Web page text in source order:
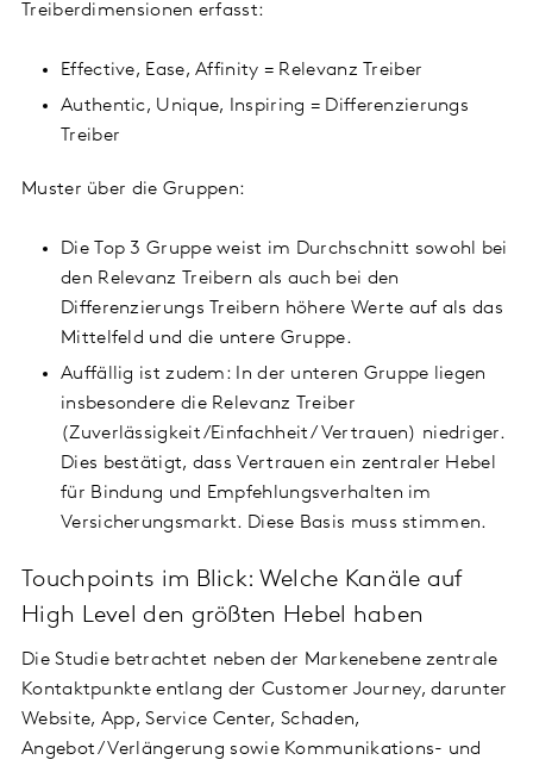
Treiberdimensionen erfasst:
Effective, Ease, Affinity = Relevanz Treiber
Authentic, Unique, Inspiring = Differenzierungs
Treiber
Muster über die Gruppen:
Die Top 3 Gruppe weist im Durchschnitt sowohl bei
den Relevanz Treibern als auch bei den
Differenzierungs Treibern höhere Werte auf als das
Mittelfeld und die untere Gruppe.
Auffällig ist zudem: In der unteren Gruppe liegen
insbesondere die Relevanz Treiber
(Zuverlässigkeit/Einfachheit/Vertrauen) niedriger.
Dies bestätigt, dass Vertrauen ein zentraler Hebel
für Bindung und Empfehlungsverhalten im
Versicherungsmarkt. Diese Basis muss stimmen.
Touchpoints im Blick: Welche Kanäle auf
High Level den größten Hebel haben
Die Studie betrachtet neben der Markenebene zentrale
Kontaktpunkte entlang der Customer Journey, darunter
Website, App, Service Center, Schaden,
Angebot/Verlängerung sowie Kommunikations- und